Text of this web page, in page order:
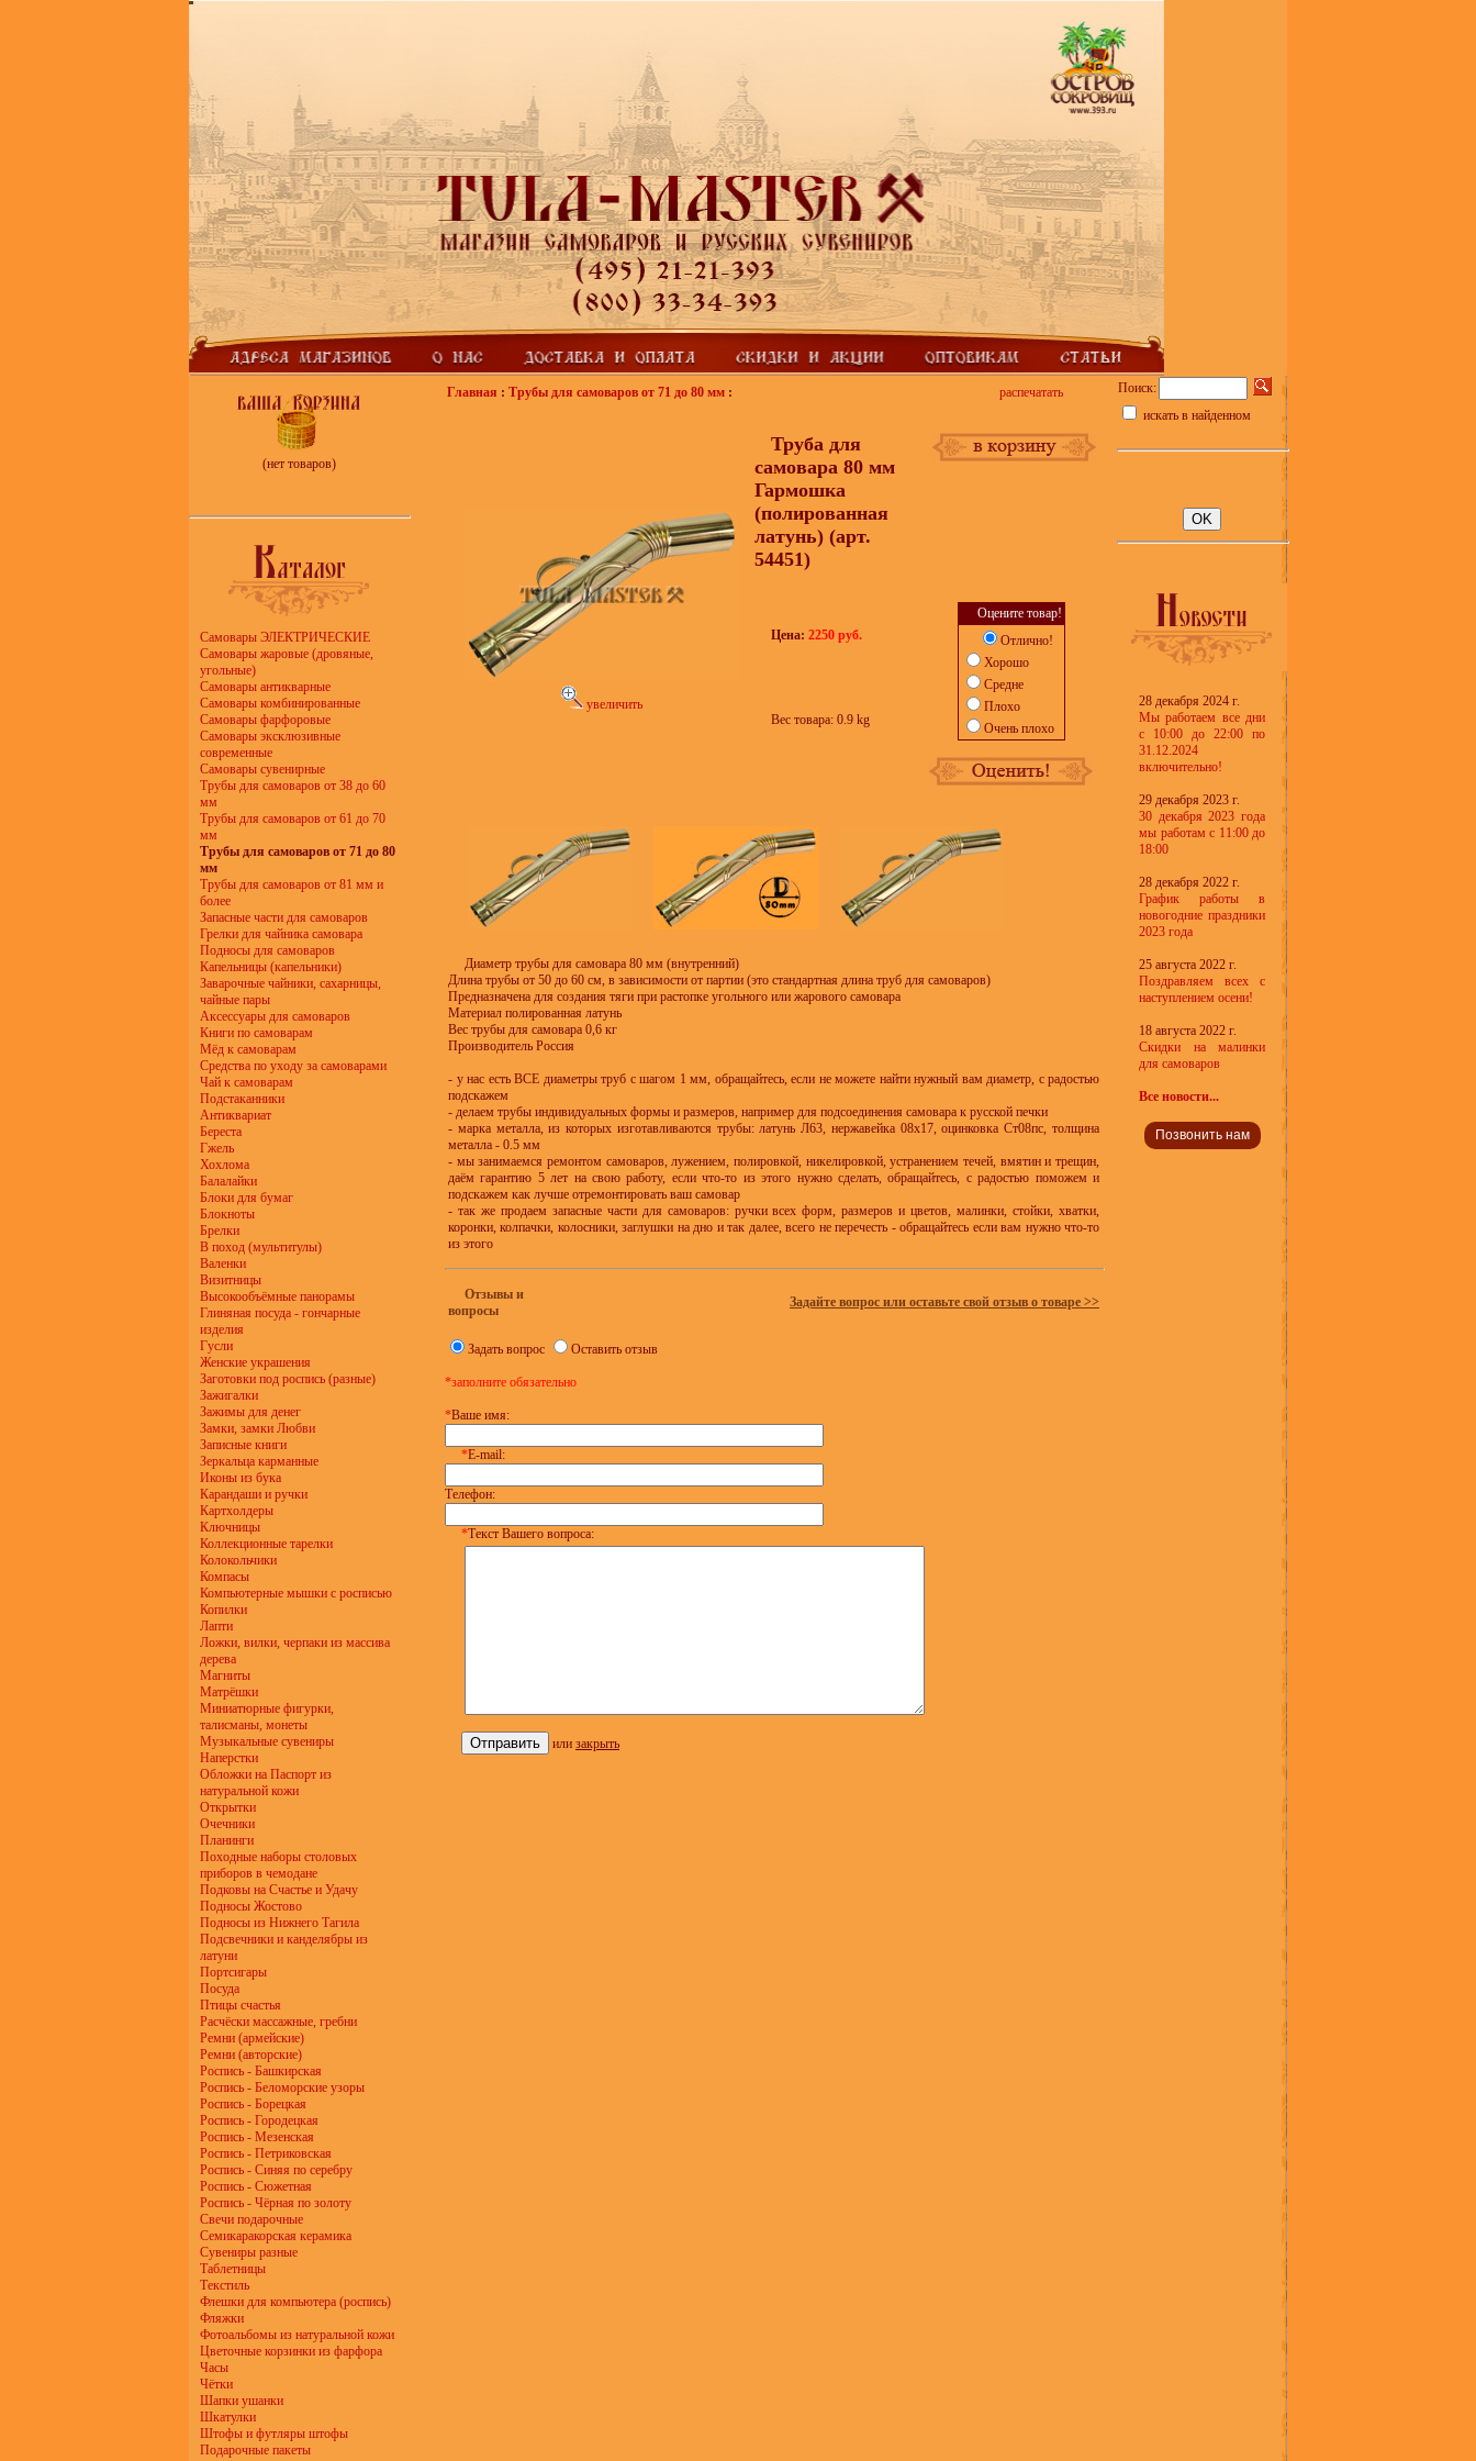
(нет товаров)
Самовары ЭЛЕКТРИЧЕСКИЕ
Самовары жаровые (дровяные,
угольные)
Самовары антикварные
Самовары комбинированные
Самовары фарфоровые
Самовары эксклюзивные
современные
Самовары сувенирные
Трубы для самоваров от 38 до 60
мм
Трубы для самоваров от 61 до 70
мм
Трубы для самоваров от 71 до 80
мм
Трубы для самоваров от 81 мм и
более
Запасные части для самоваров
Грелки для чайника самовара
Подносы для самоваров
Капельницы (капельники)
Заварочные чайники, сахарницы,
чайные пары
Аксессуары для самоваров
Книги по самоварам
Мёд к самоварам
Средства по уходу за самоварами
Чай к самоварам
Подстаканники
Антиквариат
Береста
Гжель
Хохлома
Балалайки
Блоки для бумаг
Блокноты
Брелки
В поход (мультитулы)
Валенки
Визитницы
Высокообъёмные панорамы
Глиняная посуда - гончарные
изделия
Гусли
Женские украшения
Заготовки под роспись (разные)
Зажигалки
Зажимы для денег
Замки, замки Любви
Записные книги
Зеркальца карманные
Иконы из бука
Карандаши и ручки
Картхолдеры
Ключницы
Коллекционные тарелки
Колокольчики
Компасы
Компьютерные мышки с росписью
Копилки
Лапти
Ложки, вилки, черпаки из массива
дерева
Магниты
Матрёшки
Миниатюрные фигурки,
талисманы, монеты
Музыкальные сувениры
Наперстки
Обложки на Паспорт из
натуральной кожи
Открытки
Очечники
Планинги
Походные наборы столовых
приборов в чемодане
Подковы на Счастье и Удачу
Подносы Жостово
Подносы из Нижнего Тагила
Подсвечники и канделябры из
латуни
Портсигары
Посуда
Птицы счастья
Расчёски массажные, гребни
Ремни (армейские)
Ремни (авторские)
Роспись - Башкирская
Роспись - Беломорские узоры
Роспись - Борецкая
Роспись - Городецкая
Роспись - Мезенская
Роспись - Петриковская
Роспись - Синяя по серебру
Роспись - Сюжетная
Роспись - Чёрная по золоту
Свечи подарочные
Семикаракорская керамика
Сувениры разные
Таблетницы
Текстиль
Флешки для компьютера (роспись)
Фляжки
Фотоальбомы из натуральной кожи
Цветочные корзинки из фарфора
Часы
Чётки
Шапки ушанки
Шкатулки
Штофы и футляры штофы
Подарочные пакеты
Главная : Трубы для самоваров от 71 до 80 мм : распечатать
увеличить
Труба для
самовара 80 мм
Гармошка
(полированная
латунь) (арт.
54451)
Цена: 2250 руб.
Оцените товар!
Отлично!
Хорошо
Средне
Плохо
Очень плохо
Вес товара: 0.9 kg
Диаметр трубы для самовара 80 мм (внутренний)
Длина трубы от 50 до 60 см, в зависимости от партии (это стандартная длина труб для самоваров)
Предназначена для создания тяги при растопке угольного или жарового самовара
Материал полированная латунь
Вес трубы для самовара 0,6 кг
Производитель Россия
- у нас есть ВСЕ диаметры труб с шагом 1 мм, обращайтесь, если не можете найти нужный вам диаметр, с радостью
подскажем
- делаем трубы индивидуальных формы и размеров, например для подсоединения самовара к русской печки
- марка металла, из которых изготавливаются трубы: латунь Л63, нержавейка 08х17, оцинковка Ст08пс, толщина
металла - 0.5 мм
- мы занимаемся ремонтом самоваров, лужением, полировкой, никелировкой, устранением течей, вмятин и трещин,
даём гарантию 5 лет на свою работу, если что-то из этого нужно сделать, обращайтесь, с радостью поможем и
подскажем как лучше отремонтировать ваш самовар
- так же продаем запасные части для самоваров: ручки всех форм, размеров и цветов, малинки, стойки, хватки,
коронки, колпачки, колосники, заглушки на дно и так далее, всего не перечесть - обращайтесь если вам нужно что-то
из этого
Отзывы и
вопросы
Задайте вопрос или оставьте свой отзыв о товаре >>
Задать вопрос Оставить отзыв
*заполните обязательно
*Ваше имя:
*E-mail:
Телефон:
*Текст Вашего вопроса:
или закрыть
Поиск:
искать в найденном
28 декабря 2024 г.
Мы работаем все дни
с 10:00 до 22:00 по
31.12.2024
включительно!
29 декабря 2023 г.
30 декабря 2023 года
мы работам с 11:00 до
18:00
28 декабря 2022 г.
График работы в
новогодние праздники
2023 года
25 августа 2022 г.
Поздравляем всех с
наступлением осени!
18 августа 2022 г.
Скидки на малинки
для самоваров
Все новости...
Позвонить нам